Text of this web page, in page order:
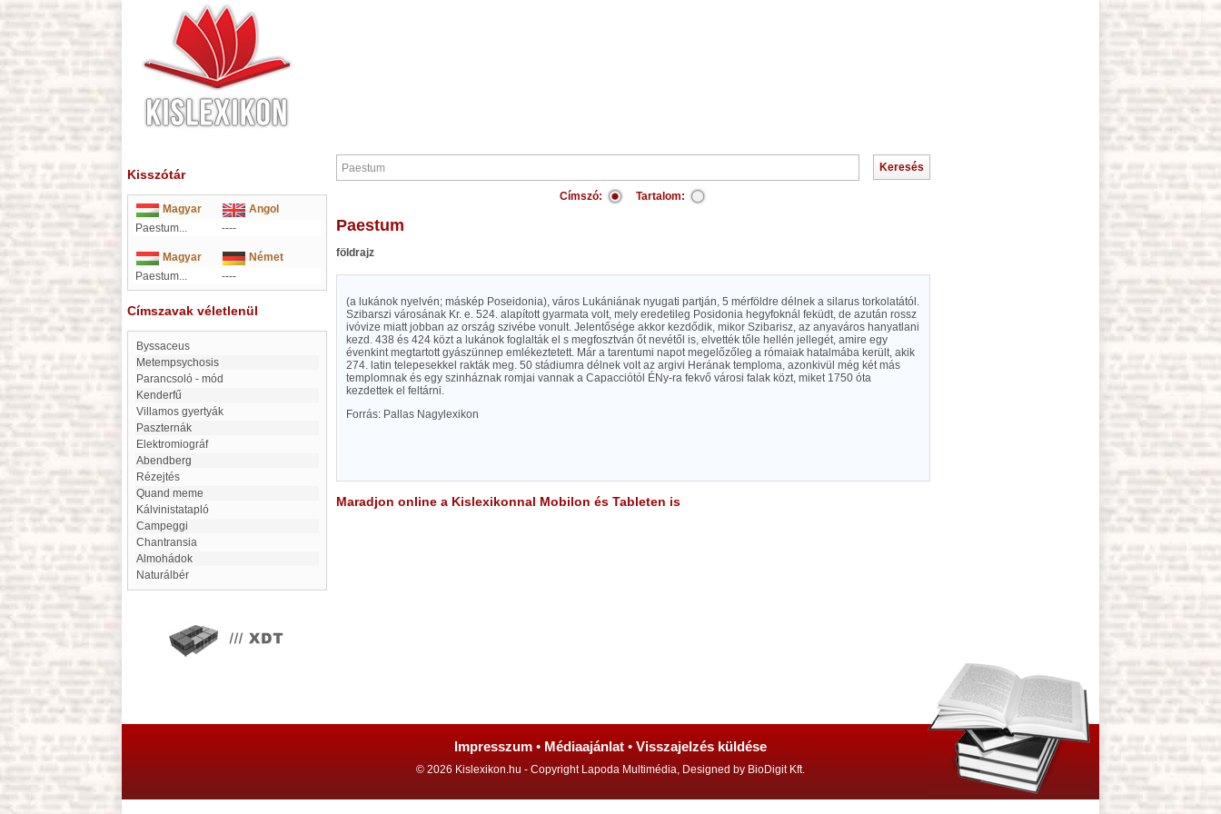
Kisszótár
Magyar
Angol
Paestum...
----
Magyar
Német
Paestum...
----
Címszavak véletlenül
Byssaceus
Metempsychosis
Parancsoló - mód
Kenderfű
Villamos gyertyák
Paszternák
elektromiográf
Abendberg
Rézejtés
Quand meme
Kálvinistatapló
Campeggi
Chantransia
Almohádok
naturálbér
Címszó: Tartalom:
Paestum
földrajz
(a lukánok nyelvén; máskép Poseidonia), város Lukániának nyugati partján, 5 mérföldre délnek a silarus torkolatától.
Szibarszi városának Kr. e. 524. alapított gyarmata volt, mely eredetileg Posidonia hegyfoknál feküdt, de azután rossz
ivóvize miatt jobban az ország szivébe vonult. Jelentősége akkor kezdődik, mikor Szibarisz, az anyaváros hanyatlani
kezd. 438 és 424 közt a lukánok foglalták el s megfosztván őt nevétől is, elvették tőle hellén jellegét, amire egy
évenkint megtartott gyászünnep emlékeztetett. Már a tarentumi napot megelőzőleg a rómaiak hatalmába került, akik
274. latin telepesekkel rakták meg. 50 stádiumra délnek volt az argivi Herának temploma, azonkivül még két más
templomnak és egy szinháznak romjai vannak a Capacciótól ÉNy-ra fekvő városi falak közt, miket 1750 óta
kezdettek el feltárni.
Forrás: Pallas Nagylexikon
Maradjon online a Kislexikonnal Mobilon és Tableten is
Impresszum • Médiaajánlat • Visszajelzés küldése
© 2026 Kislexikon.hu - Copyright Lapoda Multimédia, Designed by BioDigit Kft.